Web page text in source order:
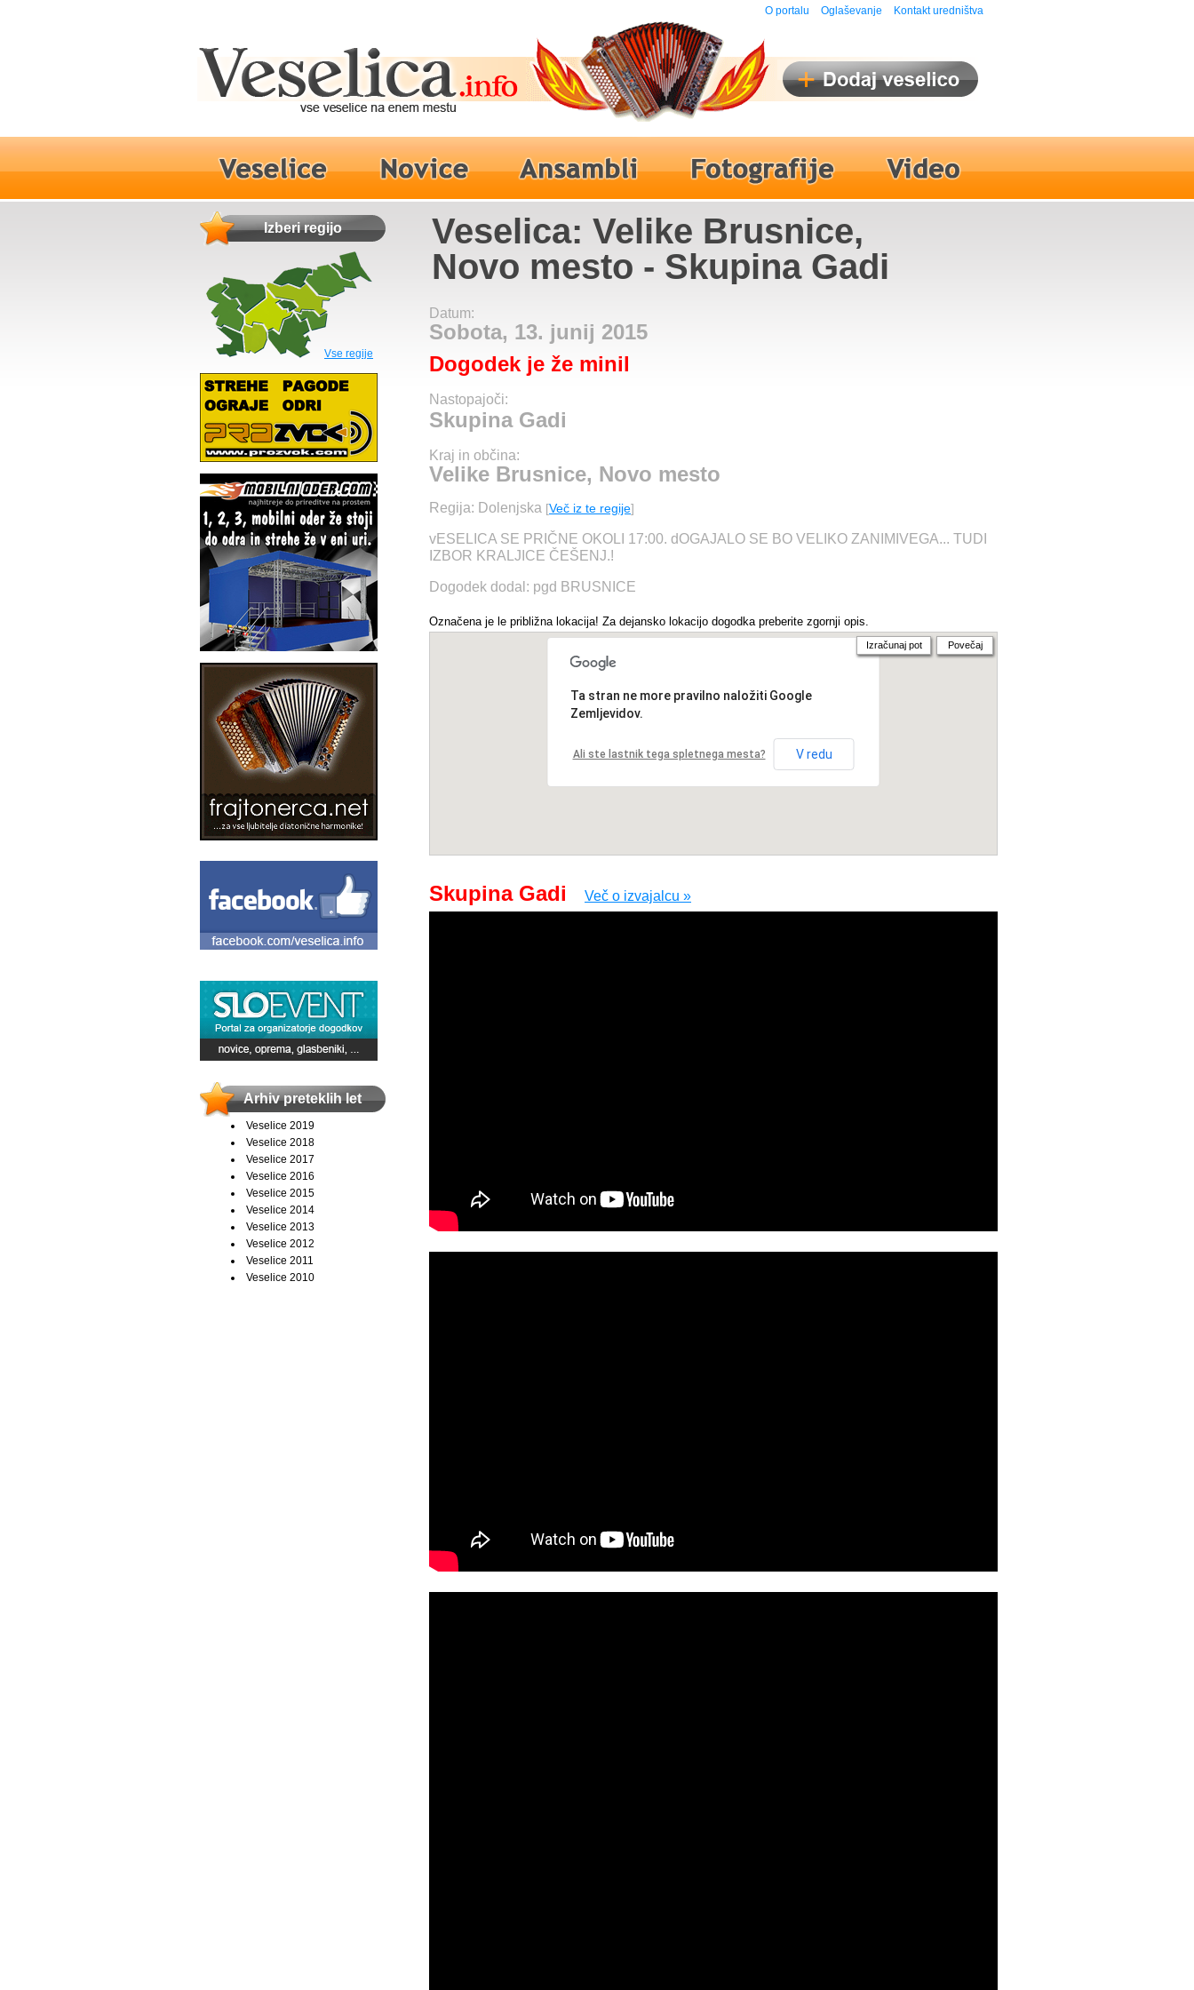
O portalu Oglaševanje Kontakt uredništva
Izberi regijo
Vse regije
Arhiv preteklih let
Veselice 2019
Veselice 2018
Veselice 2017
Veselice 2016
Veselice 2015
Veselice 2014
Veselice 2013
Veselice 2012
Veselice 2011
Veselice 2010
Veselica: Velike Brusnice,
Novo mesto - Skupina Gadi
Datum:
Sobota, 13. junij 2015
Dogodek je že minil
Nastopajoči:
Skupina Gadi
Kraj in občina:
Velike Brusnice, Novo mesto
Regija: Dolenjska [Več iz te regije]
vESELICA SE PRIČNE OKOLI 17:00. dOGAJALO SE BO VELIKO ZANIMIVEGA... TUDI
IZBOR KRALJICE ČEŠENJ.!
Dogodek dodal: pgd BRUSNICE
Označena je le približna lokacija! Za dejansko lokacijo dogodka preberite zgornji opis.
Ta stran ne more pravilno naložiti Google
Zemljevidov.
Ali ste lastnik tega spletnega mesta? V redu
Izračunaj pot Povečaj
Skupina Gadi Več o izvajalcu »